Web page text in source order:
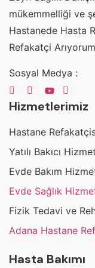
mükemmelliği ve
Hastanede Hasta
Refakatçi
Sosyal Medya :
Hizmetlerimiz
Hastane
Yatılı Bakıcı
Evde Bakım
Evde Sağlık
Fizik Tedavi ve
Adana Hastane
Hasta Bakımı